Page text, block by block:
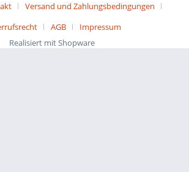
Versand und Zahlungsbedingungen
AGB
Impressum
Realisiert mit Shopware